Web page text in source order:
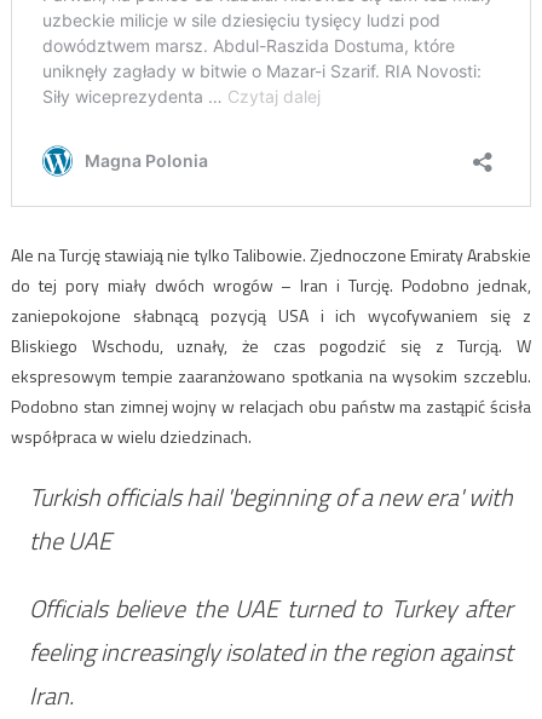
Ale na Turcję stawiają nie tylko Talibowie. Zjednoczone Emiraty Arabskie
do tej pory miały dwóch wrogów – Iran i Turcję. Podobno jednak,
zaniepokojone słabnącą pozycją USA i ich wycofywaniem się z
Bliskiego Wschodu, uznały, że czas pogodzić się z Turcją. W
ekspresowym tempie zaaranżowano spotkania na wysokim szczeblu.
Podobno stan zimnej wojny w relacjach obu państw ma zastąpić ścisła
współpraca w wielu dziedzinach.
Turkish officials hail 'beginning of a new era' with
the UAE
Officials believe the UAE turned to Turkey after
feeling increasingly isolated in the region against
Iran.